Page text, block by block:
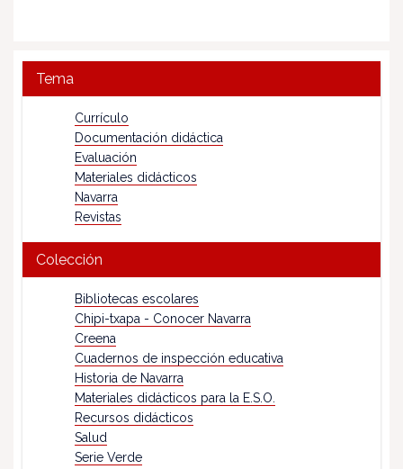
Tema
Currículo
Documentación didáctica
Evaluación
Materiales didácticos
Navarra
Revistas
Colección
Bibliotecas escolares
Chipi-txapa - Conocer Navarra
Creena
Cuadernos de inspección educativa
Historia de Navarra
Materiales didácticos para la E.S.O.
Recursos didácticos
Salud
Serie Verde